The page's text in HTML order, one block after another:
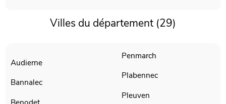
Villes du département (29)
Audierne
Bannalec
Penmarch
Plabennec
Pleuven